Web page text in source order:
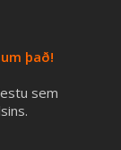
það!
sem